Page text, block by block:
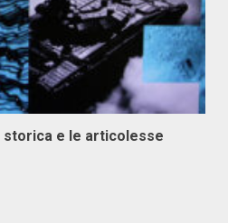
storica e le articolesse